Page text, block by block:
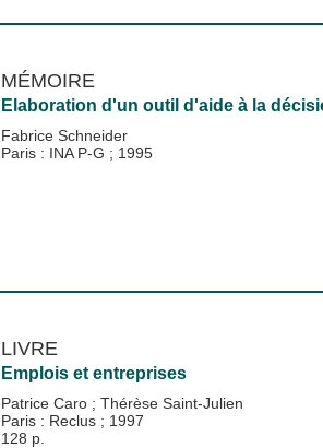
MÉMOIRE
Elaboration d'un outil d'aide à la
Fabrice Schneider
Paris : INA P-G ; 1995
LIVRE
Emplois et entreprises
Patrice Caro ; Thérèse Saint-Julien
Paris : Reclus ; 1997
128 p.